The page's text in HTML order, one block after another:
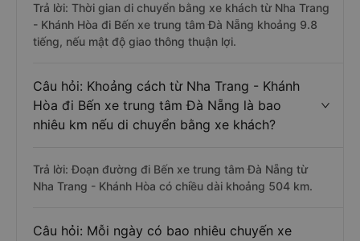
Trả lời: Thời gian di chuyển bằng xe khách từ Nha Trang
- Khánh Hòa đi Bến xe trung tâm Đà Nẵng khoảng 9.8
tiếng, nếu mật độ giao thông thuận lợi.
Câu hỏi: Khoảng cách từ Nha Trang - Khánh
Hòa đi Bến xe trung tâm Đà Nẵng là bao
nhiêu km nếu di chuyển bằng xe khách?
Trả lời: Đoạn đường đi Bến xe trung tâm Đà Nẵng từ
Nha Trang - Khánh Hòa có chiều dài khoảng 504 km.
Câu hỏi: Mỗi ngày có bao nhiêu chuyến xe